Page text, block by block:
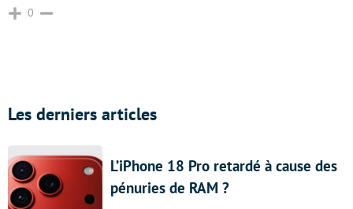
0
Les derniers articles
L’iPhone 18 Pro retardé à cause des
pénuries de RAM ?